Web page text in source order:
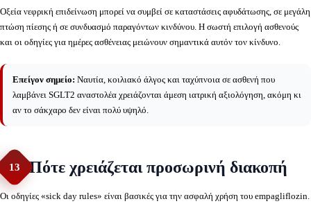
Οξεία νεφρική επιδείνωση μπορεί να συμβεί σε καταστάσεις αφυδάτωσης, σε μεγάλη
πτώση πίεσης ή σε συνδυασμό παραγόντων κινδύνου. Η σωστή επιλογή ασθενούς
και οι οδηγίες για ημέρες ασθένειας μειώνουν σημαντικά αυτόν τον κίνδυνο.
Επείγον σημείο: Ναυτία, κοιλιακό άλγος και ταχύπνοια σε ασθενή που
λαμβάνει SGLT2 αναστολέα χρειάζονται άμεση ιατρική αξιολόγηση, ακόμη κι
αν το σάκχαρο δεν είναι πολύ υψηλό.
13 Πότε χρειάζεται προσωρινή διακοπή
Οι οδηγίες «sick day rules» είναι βασικές για την ασφαλή χρήση του empagliflozin.